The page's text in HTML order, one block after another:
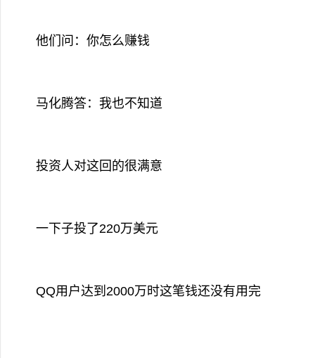
他们问：你怎么赚钱
马化腾答：我也不知道
投资人对这回的很满意
一下子投了220万美元
QQ用户达到2000万时这笔钱还没有用完